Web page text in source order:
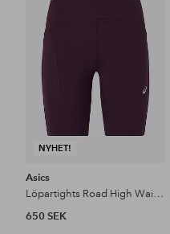
NYHET!
favoriter
Asics
Löpartights Road High Waist 8in Sprinter
650 SEK